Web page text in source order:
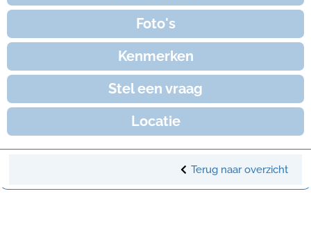
Foto's
Kenmerken
Stel een vraag
Locatie
Terug naar overzicht